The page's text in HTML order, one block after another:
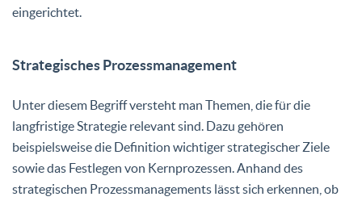
eingerichtet.
Strategisches Prozessmanagement
Unter diesem Begriff versteht man Themen, die für die
langfristige Strategie relevant sind. Dazu gehören
beispielsweise die Definition wichtiger strategischer Ziele
sowie das Festlegen von Kernprozessen. Anhand des
strategischen Prozessmanagements lässt sich erkennen, ob